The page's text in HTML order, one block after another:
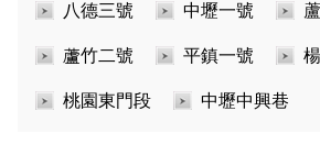
八德三號 中壢一號
蘆竹二號 平鎮一號
桃園東門段 中壢中興巷